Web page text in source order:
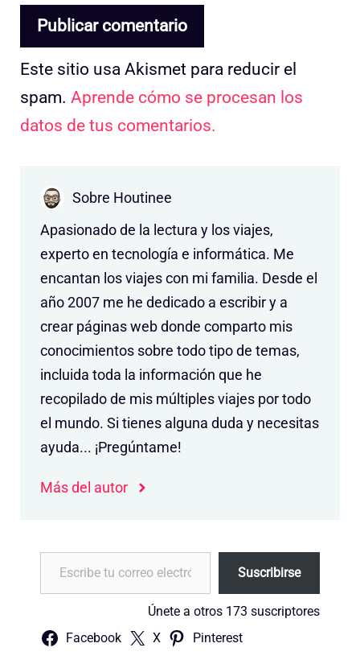
Este sitio usa Akismet para reducir el
spam. Aprende cómo se procesan los
datos de tus comentarios.
Sobre Houtinee
Apasionado de la lectura y los viajes,
experto en tecnología e informática. Me
encantan los viajes con mi familia. Desde el
año 2007 me he dedicado a escribir y a
crear páginas web donde comparto mis
conocimientos sobre todo tipo de temas,
incluida toda la información que he
recopilado de mis múltiples viajes por todo
el mundo. Si tienes alguna duda y necesitas
ayuda... ¡Pregúntame!
Más del autor
Escribe tu correo electrónico…
Suscribirse
Únete a otros 173 suscriptores
Facebook X Pinterest